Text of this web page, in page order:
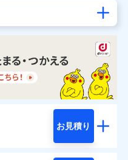
お見積り